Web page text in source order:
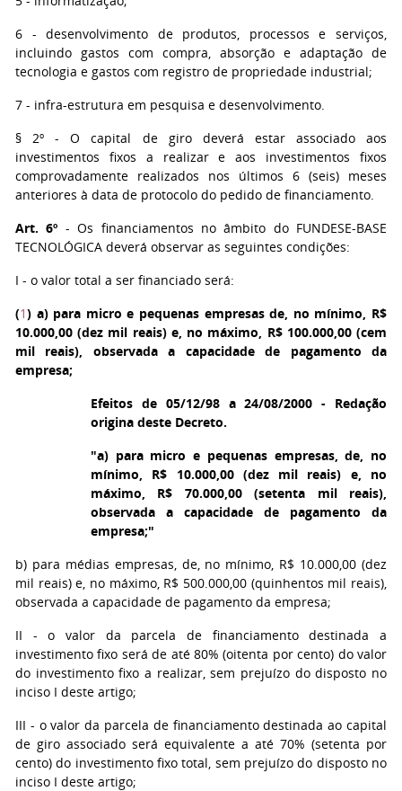
6 - desenvolvimento de produtos, processos e serviços,
incluindo gastos com compra, absorção e adaptação de
tecnologia e gastos com registro de propriedade industrial;
7 - infra-estrutura em pesquisa e desenvolvimento.
§ 2º - O capital de giro deverá estar associado aos
investimentos fixos a realizar e aos investimentos fixos
comprovadamente realizados nos últimos 6 (seis) meses
anteriores à data de protocolo do pedido de financiamento.
Art. 6º - Os financiamentos no âmbito do FUNDESE-BASE
TECNOLÓGICA deverá observar as seguintes condições:
I - o valor total a ser financiado será:
(1) a) para micro e pequenas empresas de, no mínimo, R$
10.000,00 (dez mil reais) e, no máximo, R$ 100.000,00 (cem
mil reais), observada a capacidade de pagamento da
empresa;
Efeitos de 05/12/98 a 24/08/2000 - Redação
origina deste Decreto.
"a) para micro e pequenas empresas, de, no
mínimo, R$ 10.000,00 (dez mil reais) e, no
máximo, R$ 70.000,00 (setenta mil reais),
observada a capacidade de pagamento da
empresa;"
b) para médias empresas, de, no mínimo, R$ 10.000,00 (dez
mil reais) e, no máximo, R$ 500.000,00 (quinhentos mil reais),
observada a capacidade de pagamento da empresa;
II - o valor da parcela de financiamento destinada a
investimento fixo será de até 80% (oitenta por cento) do valor
do investimento fixo a realizar, sem prejuízo do disposto no
inciso I deste artigo;
III - o valor da parcela de financiamento destinada ao capital
de giro associado será equivalente a até 70% (setenta por
cento) do investimento fixo total, sem prejuízo do disposto no
inciso I deste artigo;